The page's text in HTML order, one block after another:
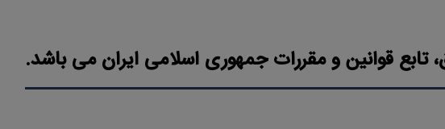
تابع قوانین و مقررات جمهوری اسلامی ایران می باشد.